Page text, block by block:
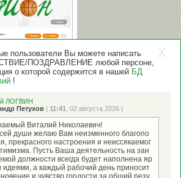
ООО "Стадион"
пользователи Вы можете написать
ПОЗДРАВЛЕНИЕ любой персоне,
о которой содержится в нашей БД
!
ЛОГВИН
Петухов | 11:41 , 02 августа 2026 |
Виталий Николаевич!
души желаю Вам неизменного благопо
прекрасного настроения и неиссякаемог
Пусть Ваша деятельность на зан
должности всегда будет наполнена яр
идеями, а каждый рабочий день приносит
и чувство гордости за общий резу